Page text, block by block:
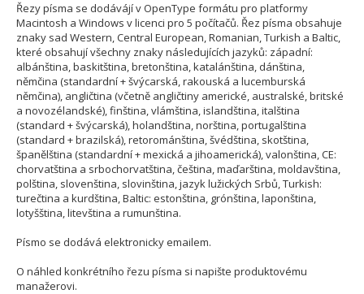
Řezy písma se dodávájí v OpenType formátu pro platformy
Macintosh a Windows v licenci pro 5 počítačů. Řez písma obsahuje
znaky sad Western, Central European, Romanian, Turkish a Baltic,
které obsahují všechny znaky následujících jazyků: západní:
albánština, baskitština, bretonština, katalánština, dánština,
němčina (standardní + švýcarská, rakouská a lucemburská
němčina), angličtina (včetně angličtiny americké, australské, britské
a novozélandské), finština, vlámština, islandština, italština
(standard + švýcarská), holandština, norština, portugalština
(standard + brazilská), retorománština, švédština, skotština,
španělština (standardní + mexická a jihoamerická), valonština, CE:
chorvatština a srbochorvatština, čeština, maďarština, moldavština,
polština, slovenština, slovinština, jazyk lužických Srbů, Turkish:
turečtina a kurdština, Baltic: estonština, grónština, laponština,
lotyšština, litevština a rumunština.
Písmo se dodává elektronicky emailem.
O náhled konkrétního řezu písma si napište produktovému
manažerovi.